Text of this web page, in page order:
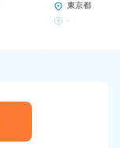
東京都
-